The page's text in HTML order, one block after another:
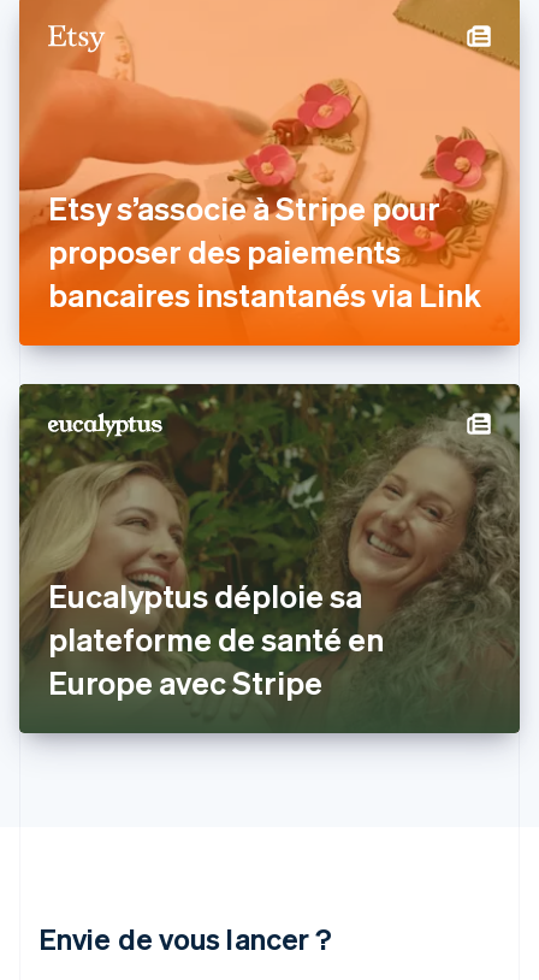
Etsy s’associe à Stripe pour
proposer des paiements
bancaires instantanés via Link
Eucalyptus déploie sa
plateforme de santé en
Europe avec Stripe
Envie de vous lancer ?
English
Chine continentale
简体中文
Chypre
Danemark
English
Émirats arabes unis
English
Espagne
EspañolEnglish
English
États-Unis
English Español 简体中文
Finlande
English Svenska
France
Français English
Gibraltar
English
Grèce
English
Hongrie
English
English
English
Deutsch English